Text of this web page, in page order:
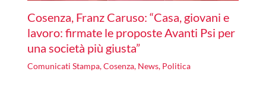
Cosenza, Franz Caruso: “Casa, giovani e
lavoro: firmate le proposte Avanti Psi per
una società più giusta”
Comunicati Stampa,Cosenza, News, Politica